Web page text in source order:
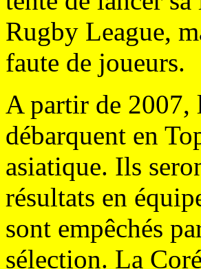
Rugby League,
faute de joueurs.
A partir de 2007,
débarquent en
asiatique. Ils
résultats en
sont empêchés
sélection. La